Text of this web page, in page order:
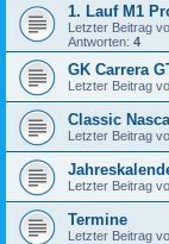
1. Lauf M1
Letzter Beitrag
Antworten: 4
GK Carrera
Letzter Beitrag
Classic
Letzter Beitrag
Letzter Beitrag
Termine
Letzter Beitrag